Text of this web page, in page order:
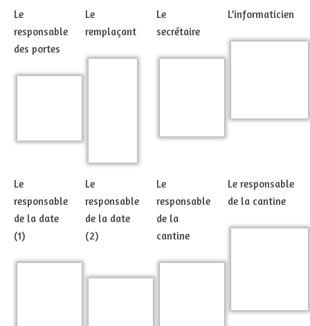
Le
responsable
des portes
Le
remplaçant
Le
secrétaire
L’informaticien
Le
responsable
de la date
(1)
Le
responsable
de la date
(2)
Le
responsable
de la
cantine
Le responsable
de la cantine